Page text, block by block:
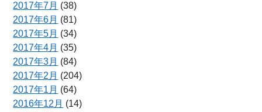
2017年7月 (38)
2017年6月 (81)
2017年5月 (34)
2017年4月 (35)
2017年3月 (84)
2017年2月 (204)
2017年1月 (64)
2016年12月 (14)